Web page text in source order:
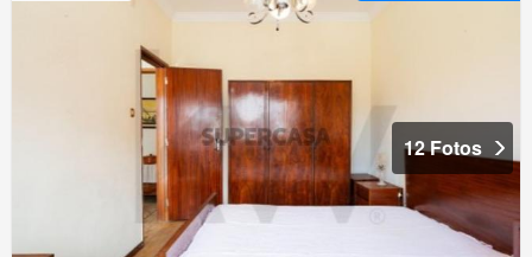
12 Fotos